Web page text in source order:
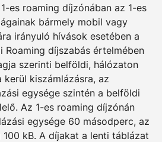
es roaming díjzónában az 1-es
bármely mobil vagy
irányuló hívások esetében a
Roaming díjszabás értelmében
szerinti belföldi, hálózaton
kiszámlázásra, az
egysége szintén a belföldi
Az 1-es roaming díjzónán
egysége 60 másodperc, az
kB. A díjakat a lenti táblázat